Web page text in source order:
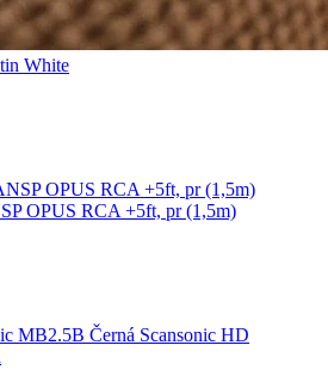
White
OPUS RCA +5ft, pr (1,5m)
Scansonic HD